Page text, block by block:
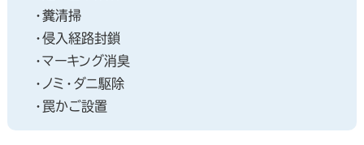
・糞清掃
・侵入経路封鎖
・マーキング消臭
・ノミ・ダニ駆除
・罠かご設置